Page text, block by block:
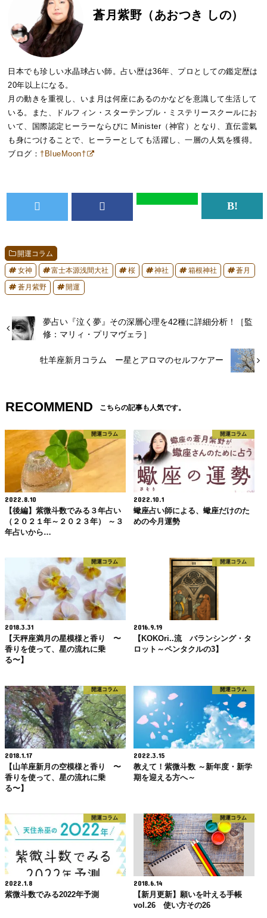
蒼月紫野（あおつき しの）
日本でも珍しい水晶球占い師。占い歴は36年、プロとしての鑑定歴は
20年以上になる。
月の動きを重視し、いま月は何座にあるのかなどを意識して生活して
いる。また、ドルフィン・スターテンプル・ミステリースクールにお
いて、国際認定ヒーラーならびに Minister（神官）となり、直伝霊氣
も身につけることで、ヒーラーとしても活躍し、一層の人気を獲得。
ブログ：†BlueMoon†
開運コラム
女神 富士本源浅間大社 桜 神社 箱根神社 蒼月
蒼月紫野 開運
夢占い『泣く夢』その深層心理を42種に詳細分析！［監
修：マリィ・プリマヴェラ］
牡羊座新月コラム ー星とアロマのセルフケアー
RECOMMEND こちらの記事も人気です。
開運コラム
2022.8.10
【後編】紫微斗数でみる３年占い
（２０２１年～２０２３年） ～３
年占いから…
開運コラム
2022.10.1
蠍座占い師による、蠍座だけのた
めの今月運勢
開運コラム
2018.3.31
【天秤座満月の星模様と香り 〜
香りを使って、星の流れに乗
る〜】
開運コラム
2016.9.19
【KOKOri..流 バランシング・タ
ロット～ペンタクルの3】
開運コラム
2018.1.17
【山羊座新月の空模様と香り 〜
香りを使って、星の流れに乗
る〜】
開運コラム
2022.3.15
教えて！紫微斗数 ～新年度・新学
期を迎える方へ～
開運コラム
2022.1.8
紫微斗数でみる2022年予測
開運コラム
2018.6.14
【新月更新】願いを叶える手帳
vol.26 使い方その26